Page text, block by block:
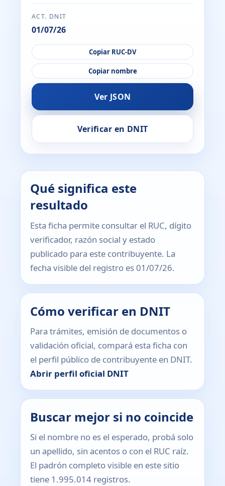
ACT. DNIT
01/07/26
Copiar RUC-DV
Copiar nombre
Ver JSON
Verificar en DNIT
Qué significa este
resultado
Esta ficha permite consultar el RUC, dígito
verificador, razón social y estado
publicado para este contribuyente. La
fecha visible del registro es 01/07/26.
Cómo verificar en DNIT
Para trámites, emisión de documentos o
validación oficial, compará esta ficha con
el perfil público de contribuyente en DNIT.
Abrir perfil oficial DNIT
Buscar mejor si no coincide
Si el nombre no es el esperado, probá solo
un apellido, sin acentos o con el RUC raíz.
El padrón completo visible en este sitio
tiene 1.995.014 registros.